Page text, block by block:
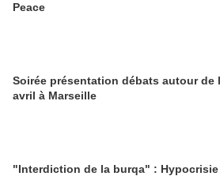
Peace
Soirée présentation débats autour de
avril à Marseille
"Interdiction de la burqa" : Hypocrisie